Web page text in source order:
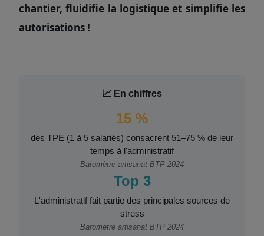
chantier, fluidifie la logistique et simplifie les
autorisations !
📈 En chiffres
15 %
des TPE (1 à 5 salariés) consacrent 51–75 % de leur
temps à l'administratif
Baromètre artisanat BTP 2024
Top 3
L'administratif fait partie des principales sources de
stress
Baromètre artisanat BTP 2024